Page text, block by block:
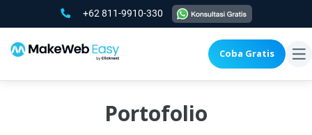
+62 811-9910-330
Coba Gratis
Portofolio